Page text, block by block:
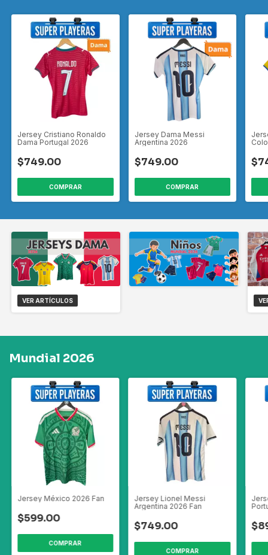
Jersey Cristiano Ronaldo
Dama Portugal 2026
$749.00
COMPRAR
Jersey Dama Messi
Argentina 2026
$749.00
COMPRAR
VER ARTÍCULOS
Mundial 2026
Jersey México 2026 Fan
$599.00
COMPRAR
Jersey Lionel Messi
Argentina 2026 Fan
$749.00
COMPRAR